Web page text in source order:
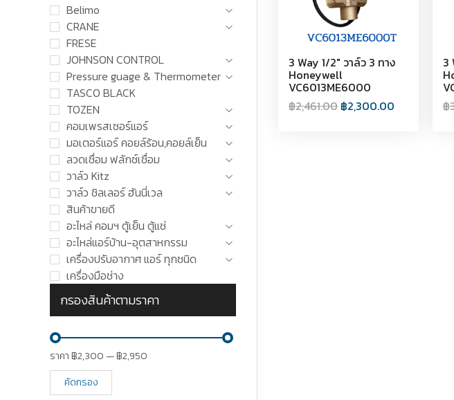
Belimo
CRANE
FRESE
JOHNSON CONTROL
Pressure guage & Thermometer
TASCO BLACK
TOZEN
คอมเพรสเซอร์แอร์
มอเตอร์แอร์ คอยล์ร้อน,คอยล์เย็น
ลวดเชื่อม ฟลักซ์เชื่อม
วาล์ว Kitz
วาล์ว ชิลเลอร์ ฮันนี่เวล
สินค้าขายดี
อะไหล่ คอมฯ ตู้เย็น ตู้แช่
อะไหล่แอร์บ้าน-อุตสาหกรรม
เครื่องปรับอากาศ แอร์ ทุกชนิด
เครื่องมือช่าง
กรองสินค้าตามราคา
คัดกรอง
ราคา฿2,300—฿2,950
3 Way 1/2" วาล์ว 3 ทาง
Honeywell
VC6013ME6000
฿2,461.00 ฿2,300.00
3
฿